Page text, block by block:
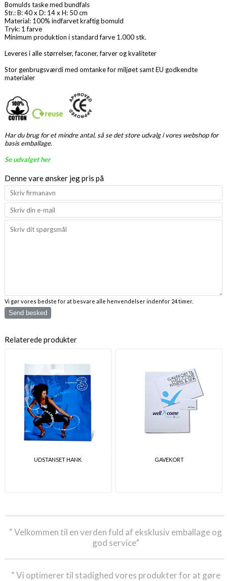
Bomulds taske med bundfals
Str.: B: 40 x D: 14 x H: 50 cm
Material: 100% indfarvet kraftig bomuld
Tryk: 1 farve
Minimum produktion i standard farve 1.000 stk.
Leveres i alle størrelser, faconer, farver og kvaliteter
Stor genbrugsværdi med omtanke for miljøet samt EU godkendte
materialer
Har du brug for et mindre antal, så se det store udvalg i vores webshop for
basis emballage.
Se udvalget her
Denne vare ønsker jeg pris på
Vi gør vores bedste for at besvare alle henvendelser indenfor 24 timer.
Send besked
Relaterede produkter
UDSTANSET HANK GAVEKORT
“ Velkommen til en verden fuld af eksklusiv emballage og
god service”
“ Vi optimerer til stadighed vores produkter for at gøre